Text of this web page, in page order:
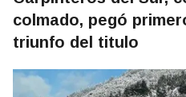
colmado, pegó
triunfo del titulo